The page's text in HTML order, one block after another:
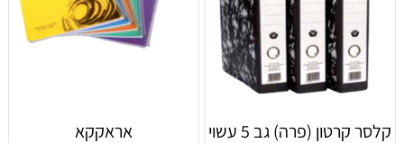
קלסר קרטון (פרה) גב 5 עשוי
אראקקא